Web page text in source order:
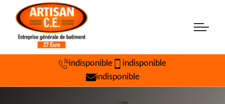
indisponible
indisponible
indisponible